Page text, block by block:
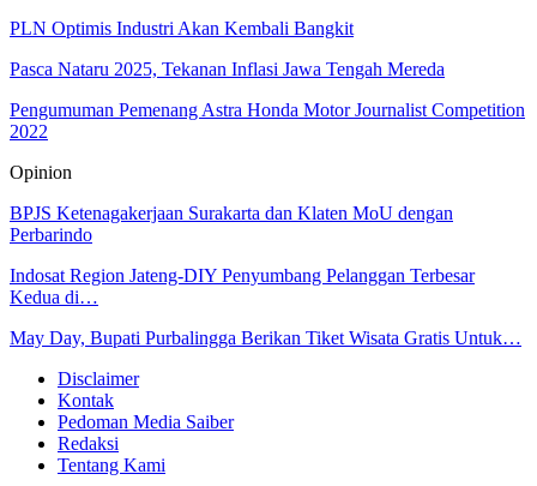
PLN Optimis Industri Akan Kembali Bangkit
Pasca Nataru 2025, Tekanan Inflasi Jawa Tengah Mereda
Pengumuman Pemenang Astra Honda Motor Journalist Competition
2022
Opinion
BPJS Ketenagakerjaan Surakarta dan Klaten MoU dengan
Perbarindo
Indosat Region Jateng-DIY Penyumbang Pelanggan Terbesar
Kedua di…
May Day, Bupati Purbalingga Berikan Tiket Wisata Gratis Untuk…
Disclaimer
Kontak
Pedoman Media Saiber
Redaksi
Tentang Kami